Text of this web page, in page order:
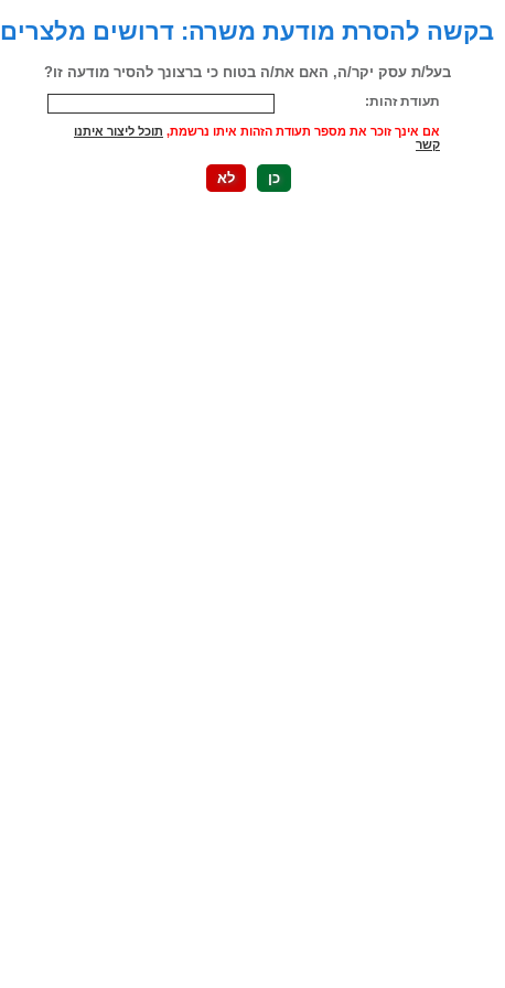
בקשה להסרת מודעת משרה: דרושים מלצרים
בעל/ת עסק יקר/ה, האם את/ה בטוח כי ברצונך להסיר מודעה זו?
תעודת זהות:
אם אינך זוכר את מספר תעודת הזהות איתו נרשמת, תוכל ליצור איתנו
קשר
כן לא